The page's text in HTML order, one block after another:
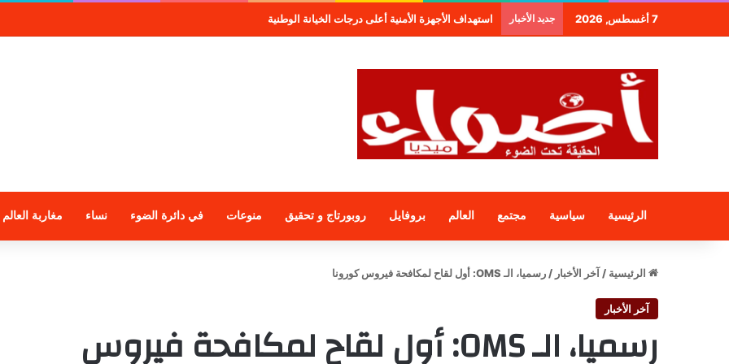
7 أغسطس, 2026 جديد الأخبار استهداف الأجهزة الأمنية أعلى درجات الخيانة الوطنية
الرئيسية سياسية مجتمع العالم بروفايل روبورتاج و تحقيق منوعات في دائرة الضوء نساء مغاربة العالم
الرئيسية / آخر الأخبار / رسميا، الـ OMS: أول لقاح لمكافحة فيروس كورونا
آخر الأخبار
رسميا، الـ OMS: أول لقاح لمكافحة فيروس